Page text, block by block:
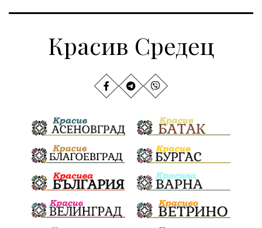
Красив Средец